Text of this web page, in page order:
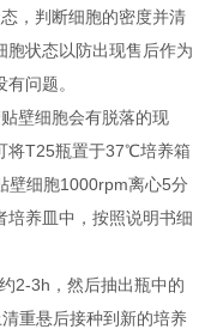
，判断细胞的密度并清
状态以防出现售后作为
问题。
壁细胞会有脱落的现
将T25瓶置于37℃培养箱
壁细胞1000rpm离心5分
培养皿中，按照说明书细
2-3h，然后抽出瓶中的
重悬后接种到新的培养